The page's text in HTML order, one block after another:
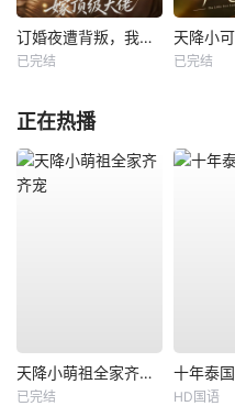
订婚夜遭背叛，我转身嫁顶级大佬
已完结 已完结
正在热播
天降小萌祖全家齐齐宠
已完结
十年泰国
HD国语